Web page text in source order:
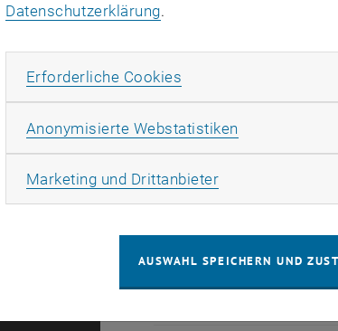
Günter Blöschl
Datenschutzerklärung.
Erforderliche Cookies
Anonymisierte Webstatistiken
Marketing und DrittanbieterMarketing
AUSWAHL SPEICHERN UND